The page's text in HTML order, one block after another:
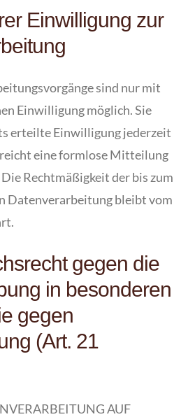
Einwilligung zur
sind nur mit
Einwilligung möglich. Sie
erteilte Einwilligung jederzeit
eine formlose Mitteilung
Rechtmäßigkeit der bis zum
Datenverarbeitung bleibt vom
gegen die
in besonderen
gegen
(Art. 21
AUF